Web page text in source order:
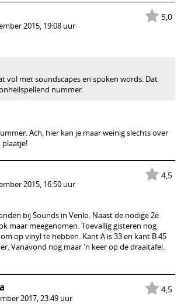
5,0
2015, 19:08 uur
vol met soundscapes en spoken words. Dat
nummer.
Ach, hier kan je maar weinig slechts over
plaatje!
4,5
2015, 16:50 uur
bij Sounds in Venlo. Naast de nodige 2e
maar meegenomen. Toevallig gisteren nog
op vinyl te hebben. Kant A is 33 en kant B 45
Vanavond nog maar 'n keer op de draaitafel.
4,5
2017, 23:49 uur